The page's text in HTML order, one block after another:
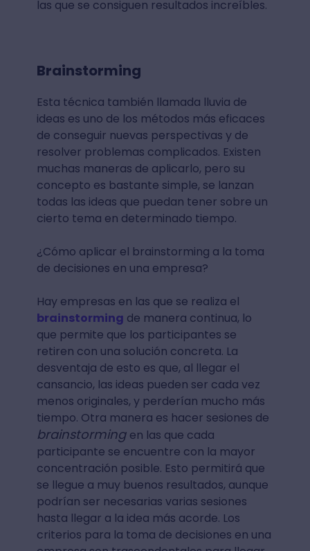
las que se consiguen resultados increíbles.
Brainstorming
Esta técnica también llamada lluvia de
ideas es uno de los métodos más eficaces
de conseguir nuevas perspectivas y de
resolver problemas complicados. Existen
muchas maneras de aplicarlo, pero su
concepto es bastante simple, se lanzan
todas las ideas que puedan tener sobre un
cierto tema en determinado tiempo.
¿Cómo aplicar el brainstorming a la toma
de decisiones en una empresa?
Hay empresas en las que se realiza el
brainstorming de manera continua, lo
que permite que los participantes se
retiren con una solución concreta. La
desventaja de esto es que, al llegar el
cansancio, las ideas pueden ser cada vez
menos originales, y perderían mucho más
tiempo. Otra manera es hacer sesiones de
brainstorming en las que cada
participante se encuentre con la mayor
concentración posible. Esto permitirá que
se llegue a muy buenos resultados, aunque
podrían ser necesarias varias sesiones
hasta llegar a la idea más acorde. Los
criterios para la toma de decisiones en una